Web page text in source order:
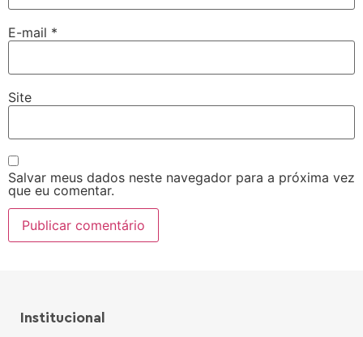
E-mail *
Site
Salvar meus dados neste navegador para a próxima vez
que eu comentar.
Institucional